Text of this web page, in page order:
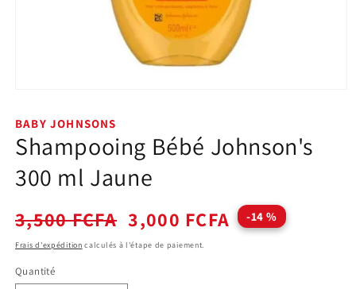
média
1
dans
une
modale
BABY JOHNSONS
Shampooing Bébé Johnson's
300 ml Jaune
Prix
habituel
3,500 FCFA
Prix
promotionnel
3,000 FCFA -14 %
Frais d'expédition calculés à l'étape de paiement.
Quantité
Quantité